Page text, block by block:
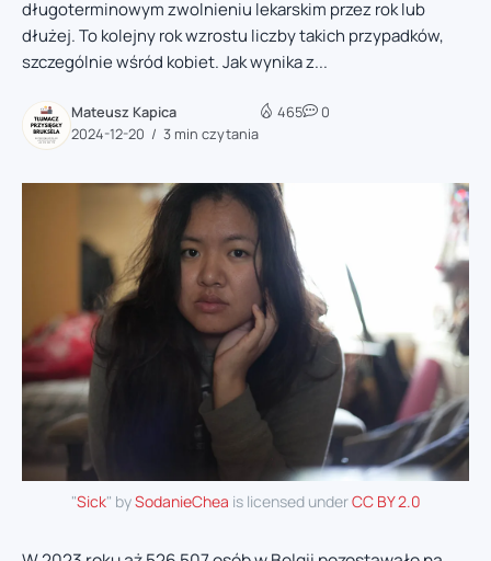
długoterminowym zwolnieniu lekarskim przez rok lub
dłużej. To kolejny rok wzrostu liczby takich przypadków,
szczególnie wśród kobiet. Jak wynika z...
Mateusz Kapica
2024-12-20
3 min czytania
465 0
"Sick" bySodanieChea is licensed underCC BY 2.0